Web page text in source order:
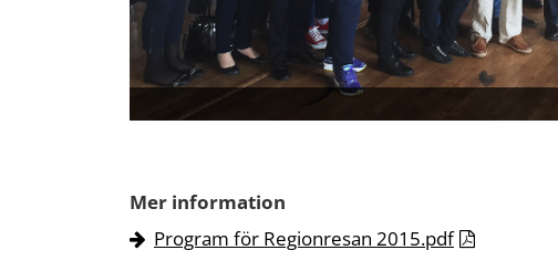
Mer information
Program för Regionresan 2015.pdf